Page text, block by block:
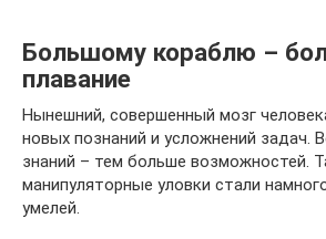
Большому кораблю –
плавание
Нынешний, совершенный мозг
новых познаний и усложнений задач.
знаний – тем больше возможностей.
манипуляторные уловки стали
умелей.